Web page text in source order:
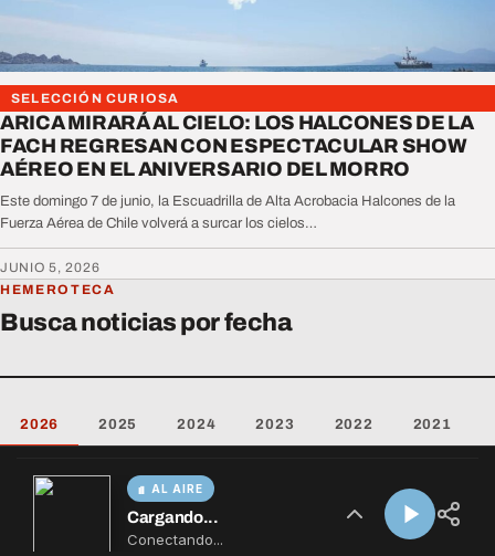
AL AIRE
Cargando...
Conectando...